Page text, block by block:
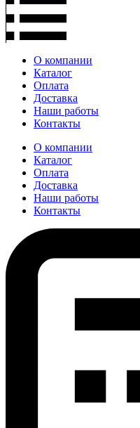
О компании
Каталог
Оплата
Доставка
Наши работы
Контакты
О компании
Каталог
Оплата
Доставка
Наши работы
Контакты